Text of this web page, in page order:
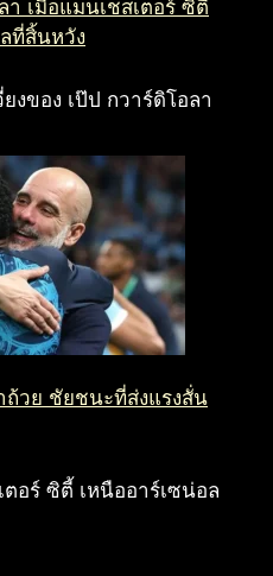
า เมื่อแมนเชสเตอร์ ซิตี้
ที่สิ้นหวัง
งของ เป๊ป กวาร์ดิโอลา
วย ชัยชนะที่ส่งแรงสั่น
อร์ ซิตี้ เหนืออาร์เซน่อล